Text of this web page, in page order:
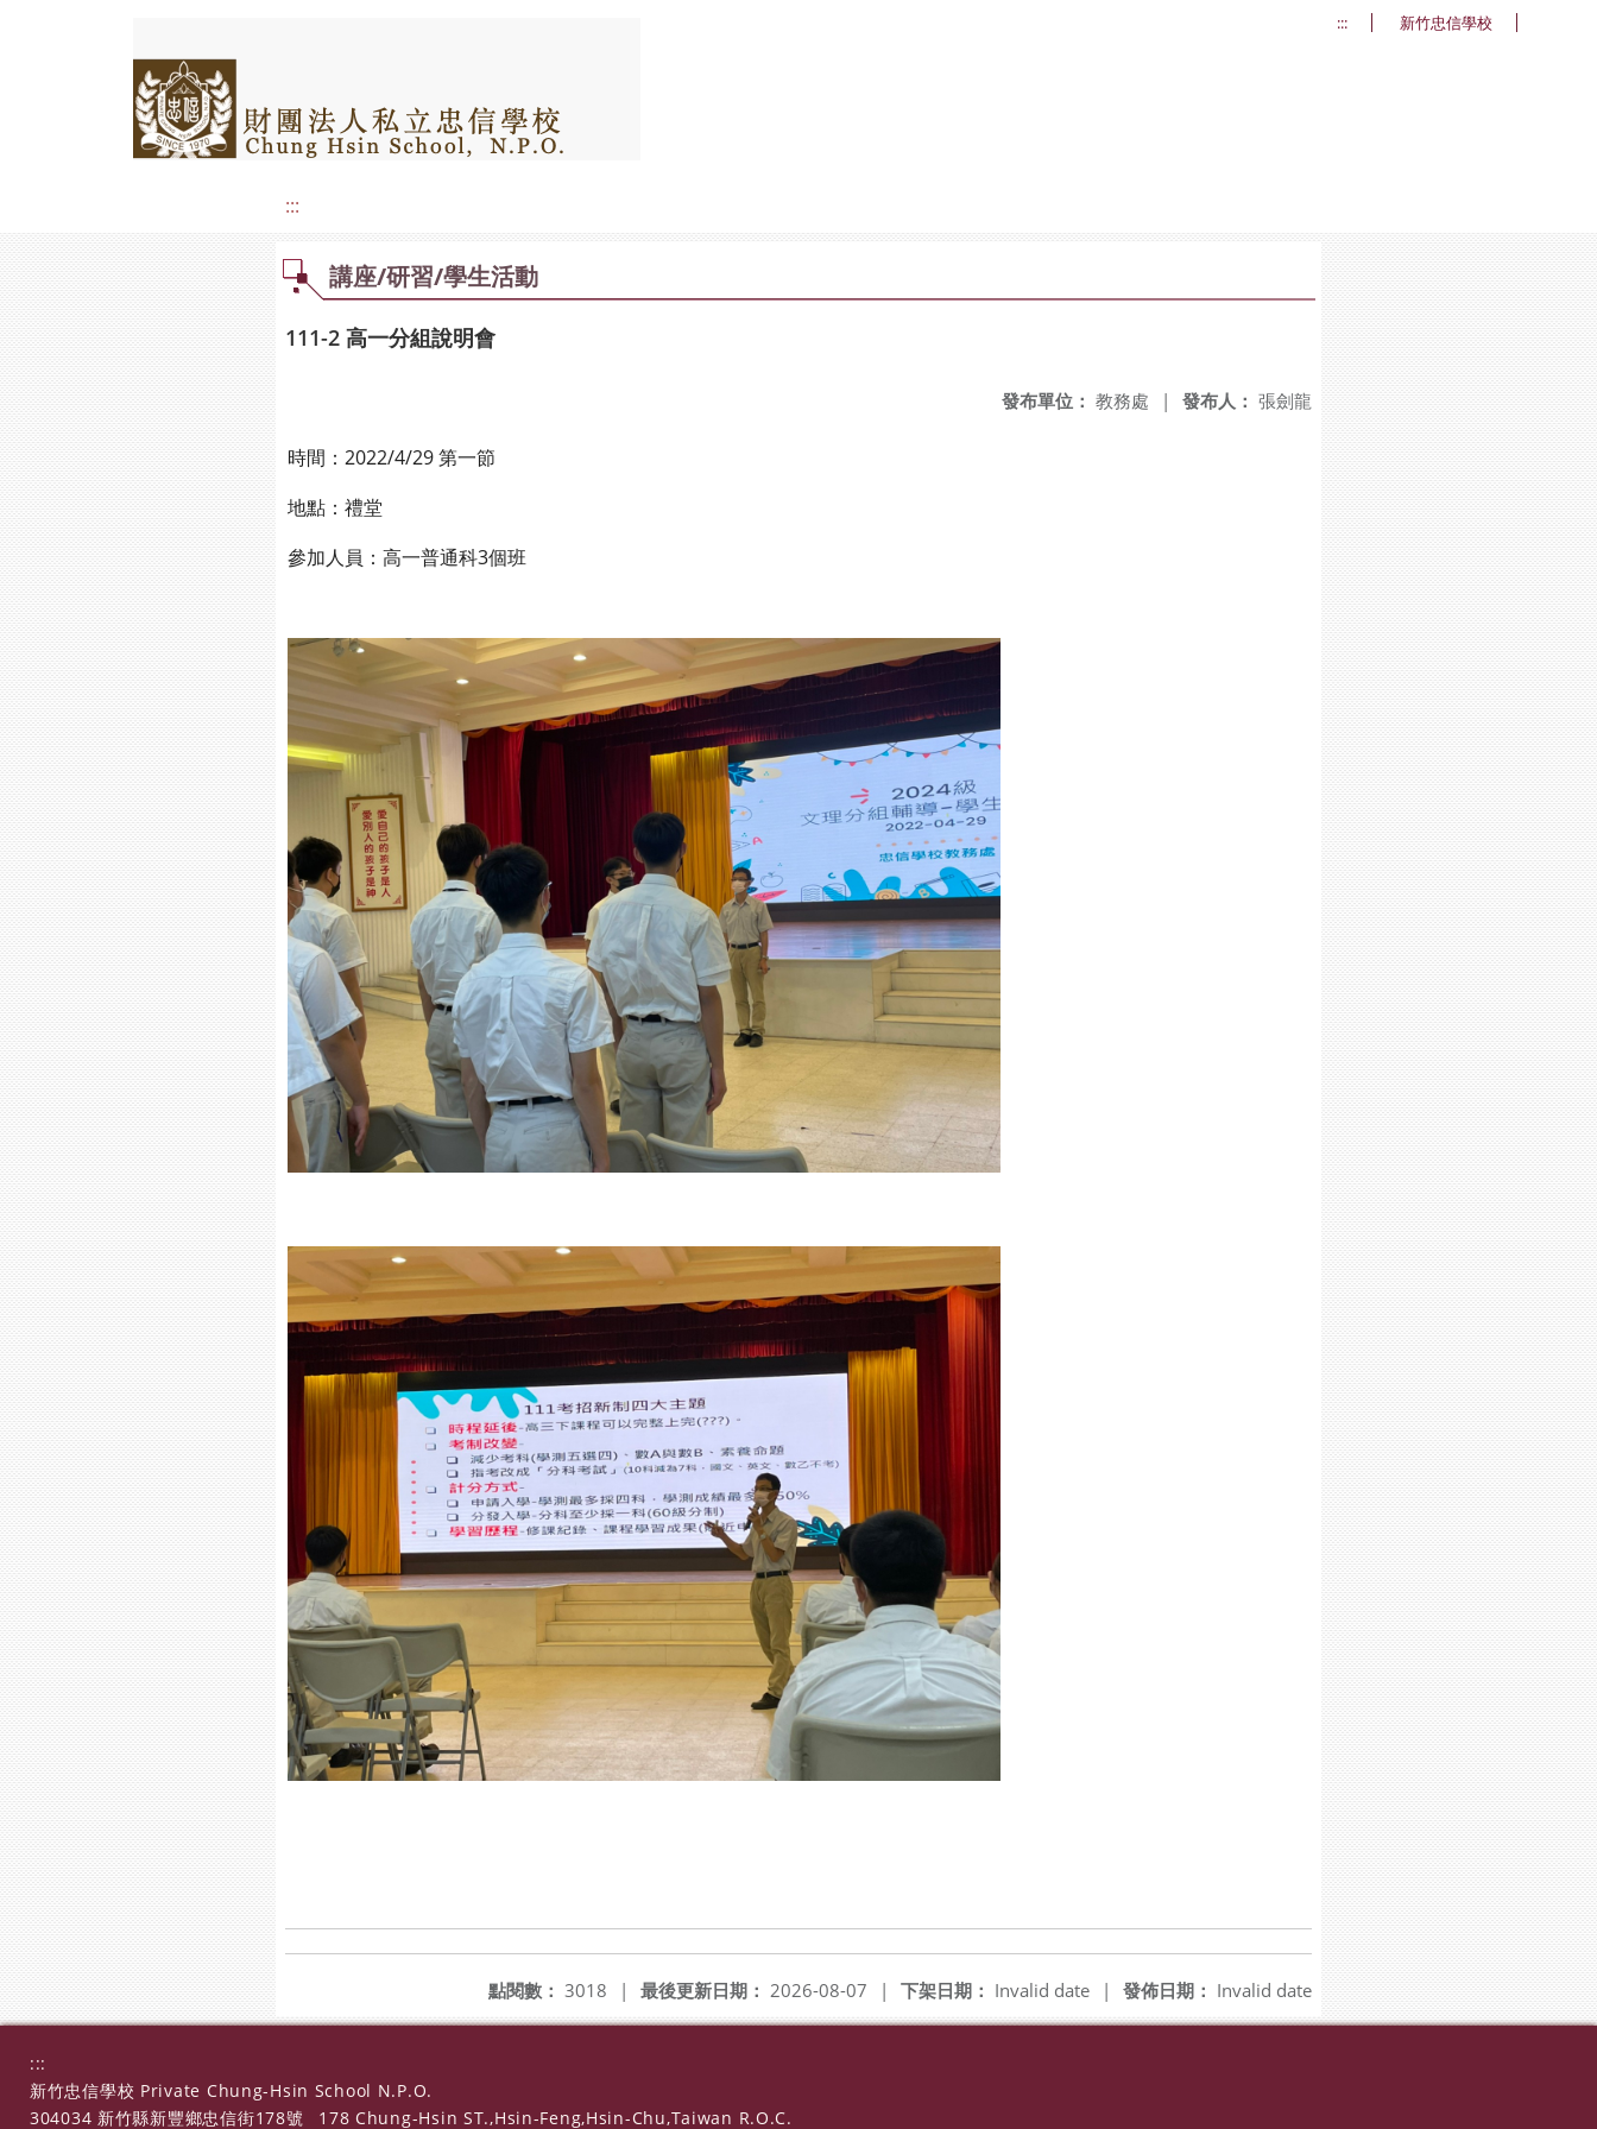
::: 新竹忠信學校
:::
講座/研習/學生活動
111-2 高一分組說明會
發布人： 張劍龍
發布單位： 教務處 |
時間：2022/4/29 第一節
地點：禮堂
參加人員：高一普通科3個班
發佈日期： Invalid date
下架日期： Invalid date |
最後更新日期： 2026-08-07 |
點閱數： 3018 |
:::
新竹忠信學校 Private Chung-Hsin School N.P.O.
304034 新竹縣新豐鄉忠信街178號
178 Chung-Hsin ST.,Hsin-Feng,Hsin-Chu,Taiwan R.O.C.